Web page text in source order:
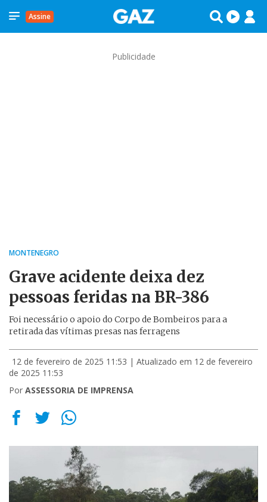
Assine
Publicidade
MONTENEGRO
Grave acidente deixa dez
pessoas feridas na BR-386
Foi necessário o apoio do Corpo de Bombeiros para a
retirada das vítimas presas nas ferragens
12 de fevereiro de 2025 11:53 | Atualizado em 12 de fevereiro
de 2025 11:53
Por ASSESSORIA DE IMPRENSA